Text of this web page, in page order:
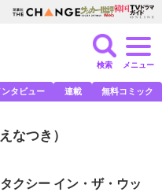
検索 メニュー
ンタビュー 連載 無料コミック
なつき）
タクシー イン・ザ・ウッ